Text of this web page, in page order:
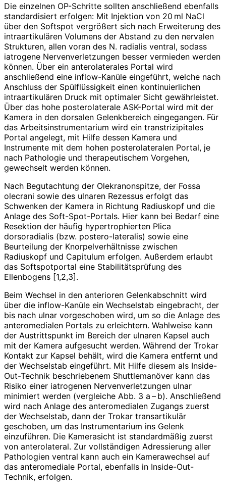
Die einzelnen OP-Schritte sollten anschließend ebenfalls
standardisiert erfolgen: Mit Injektion von 20 ml NaCl
über den Softspot vergrößert sich nach Erweiterung des
intraartikulären Volumens der Abstand zu den nervalen
Strukturen, allen voran des N. radialis ventral, sodass
iatrogene Nervenverletzungen besser vermieden werden
können. Über ein anterolaterales Portal wird
anschließend eine inflow-Kanüle eingeführt, welche nach
Anschluss der Spülflüssigkeit einen kontinuierlichen
intraartikulären Druck mit optimaler Sicht gewährleistet.
Über das hohe posterolaterale ASK-Portal wird mit der
Kamera in den dorsalen Gelenkbereich eingegangen. Für
das Arbeitsinstrumentarium wird ein transtrizipitales
Portal angelegt, mit Hilfe dessen Kamera und
Instrumente mit dem hohen posterolateralen Portal, je
nach Pathologie und therapeutischem Vorgehen,
gewechselt werden können.
Nach Begutachtung der Olekranonspitze, der Fossa
olecrani sowie des ulnaren Rezessus erfolgt das
Schwenken der Kamera in Richtung Radiuskopf und die
Anlage des Soft-Spot-Portals. Hier kann bei Bedarf eine
Resektion der häufig hypertrophierten Plica
dorsoradialis (bzw. postero-lateralis) sowie eine
Beurteilung der Knorpelverhältnisse zwischen
Radiuskopf und Capitulum erfolgen. Außerdem erlaubt
das Softspotportal eine Stabilitätsprüfung des
Ellenbogens [1,2,3].
Beim Wechsel in den anterioren Gelenkabschnitt wird
über die inflow-Kanüle ein Wechselstab eingebracht, der
bis nach ulnar vorgeschoben wird, um so die Anlage des
anteromedialen Portals zu erleichtern. Wahlweise kann
der Austrittspunkt im Bereich der ulnaren Kapsel auch
mit der Kamera aufgesucht werden. Während der Trokar
Kontakt zur Kapsel behält, wird die Kamera entfernt und
der Wechselstab eingeführt. Mit Hilfe diesem als Inside-
Out-Technik beschriebenem Shuttlemanöver kann das
Risiko einer iatrogenen Nervenverletzungen ulnar
minimiert werden (vergleiche Abb. 3 a – b). Anschließend
wird nach Anlage des anteromedialen Zugangs zuerst
der Wechselstab, dann der Trokar trans­artikulär
geschoben, um das Instrumentarium ins Gelenk
einzuführen. Die Kamerasicht ist standardmäßig zuerst
von anterolateral. Zur vollständigen Adressierung aller
Pathologien ventral kann auch ein Kamerawechsel auf
das anteromediale Portal, ebenfalls in Inside-Out-
Technik, erfolgen.